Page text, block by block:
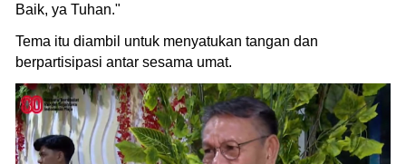
Baik, ya Tuhan."
Tema itu diambil untuk menyatukan tangan dan
berpartisipasi antar sesama umat.